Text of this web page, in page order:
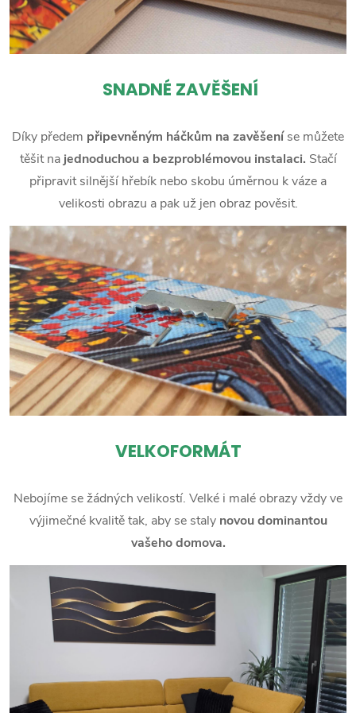
SNADNÉ ZAVĚŠENÍ
Díky předem připevněným háčkům na zavěšeníse můžete
těšit na jednoduchou a bezproblémovou instalaci. Stačí
připravit silnější hřebík nebo skobu úměrnou k váze a
velikosti obrazu a pak už jen obraz pověsit.
VELKOFORMÁT
Nebojíme se žádných velikostí. Velké i malé obrazy vždy ve
výjimečné kvalitě tak, aby se staly novou dominantou
vašeho domova.